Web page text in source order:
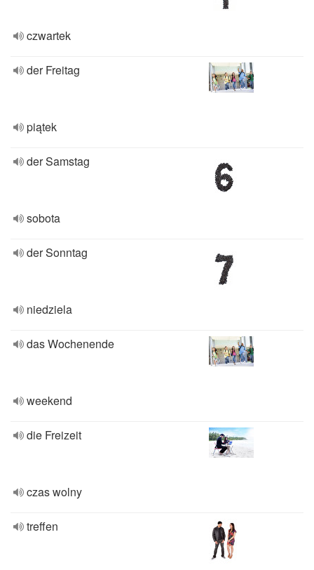
czwartek
der Freitag
piątek
der Samstag
sobota
der Sonntag
niedziela
das Wochenende
weekend
die Freizeit
czas wolny
treffen